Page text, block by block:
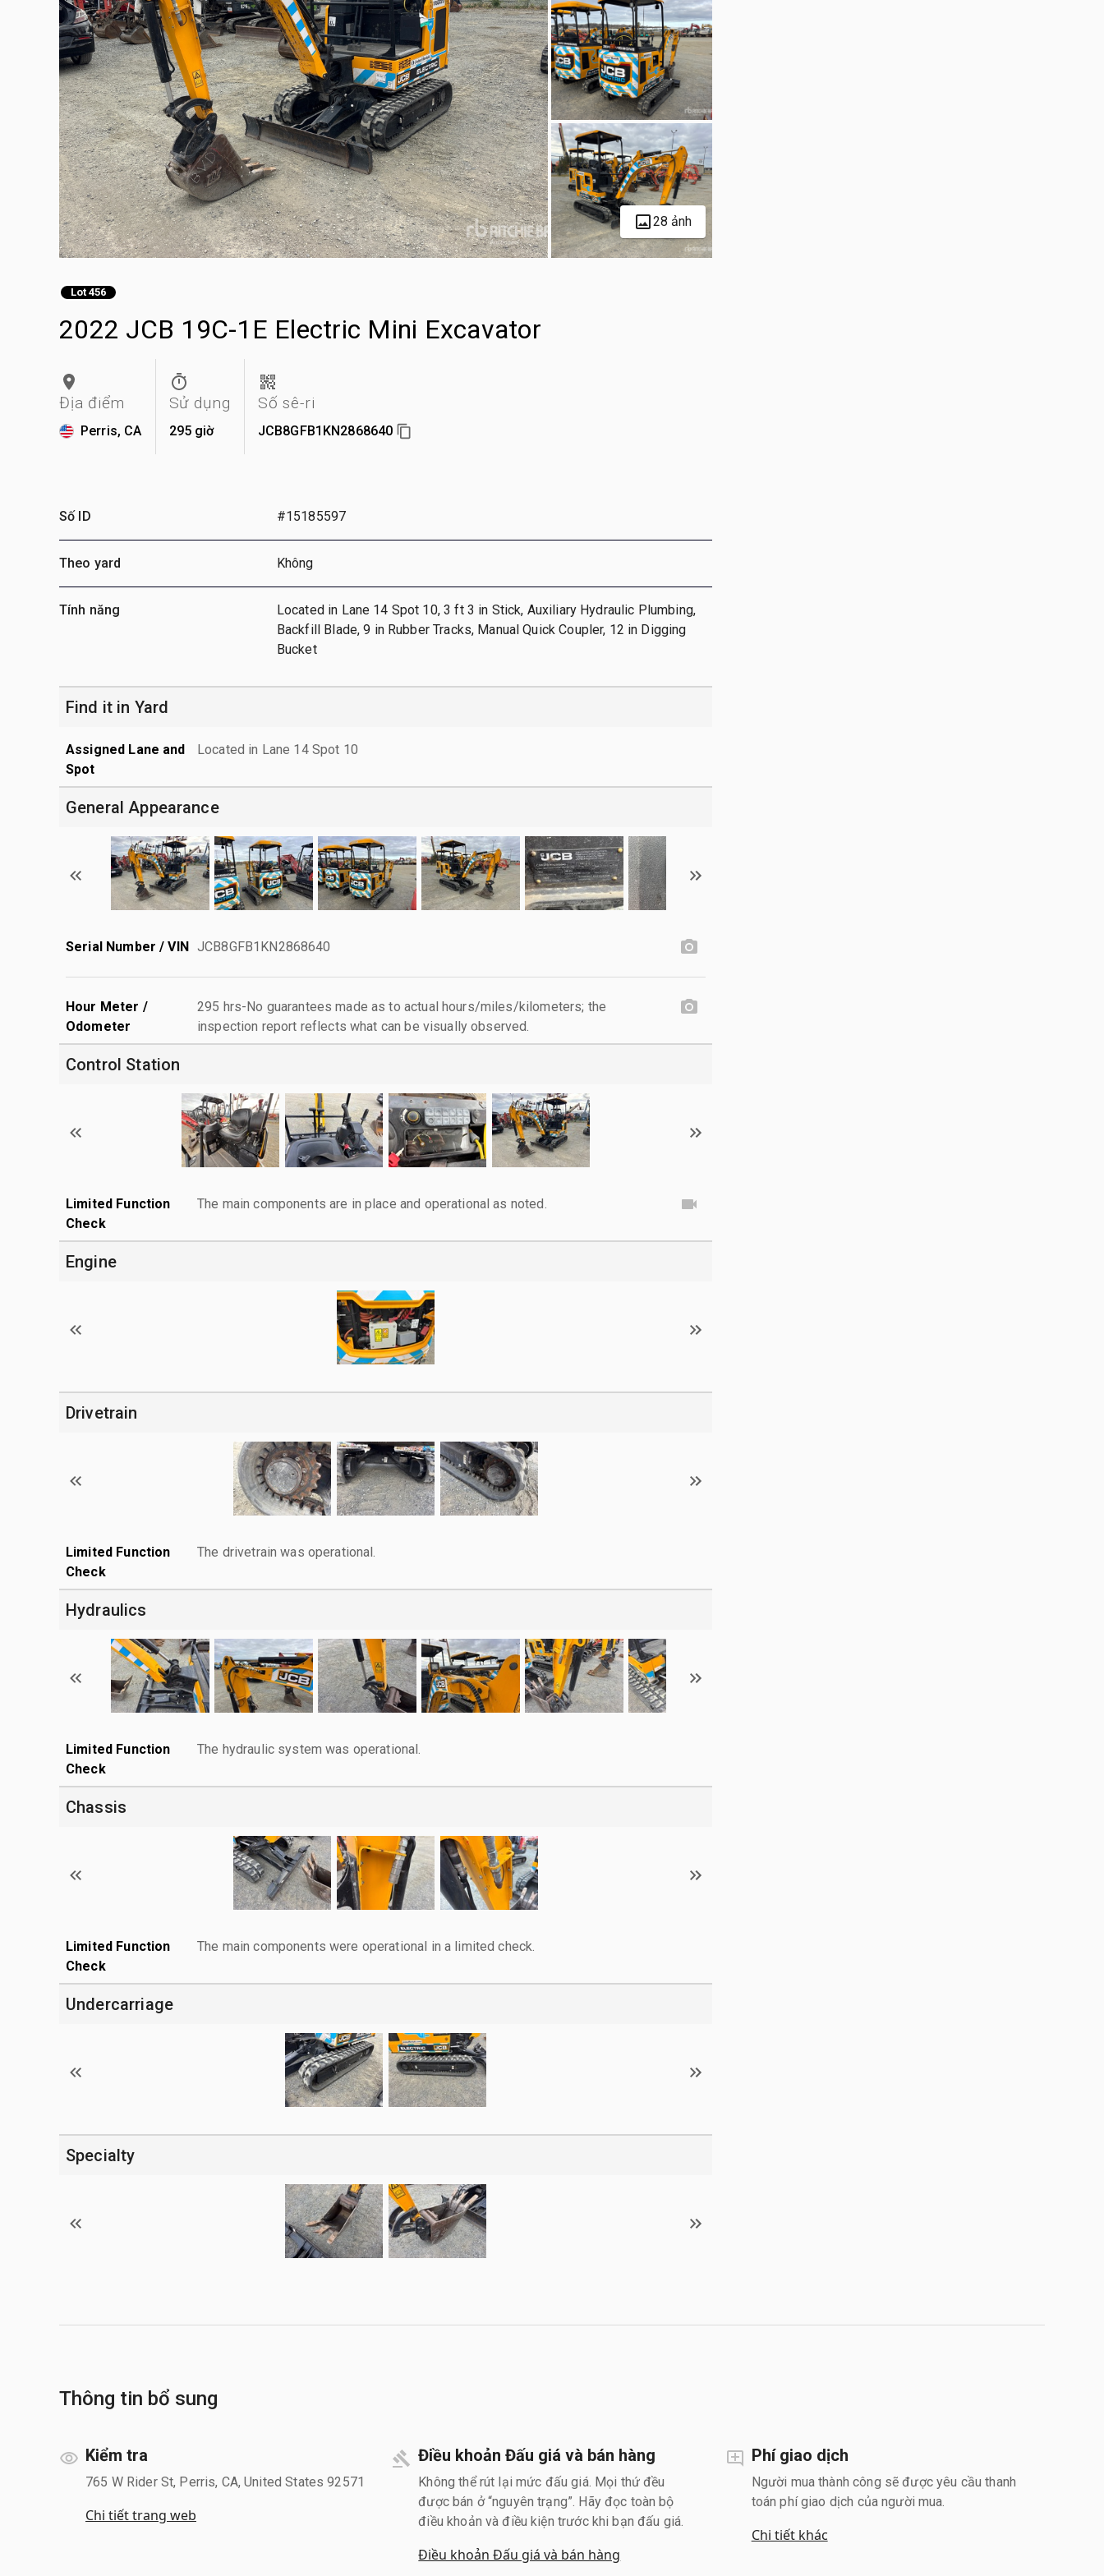
28 ảnh
Lot 456
2022 JCB 19C-1E Electric Mini Excavator
Địa điểm
Perris, CA
Sử dụng
295 giờ
Số sê-ri
JCB8GFB1KN2868640
Số ID #15185597
Theo yard Không
Tính năng
Located in Lane 14 Spot 10, 3 ft 3 in Stick, Auxiliary Hydraulic Plumbing,
Backfill Blade, 9 in Rubber Tracks, Manual Quick Coupler, 12 in Digging
Bucket
Find it in Yard
Assigned Lane and
Spot
Located in Lane 14 Spot 10
General Appearance
Serial Number / VIN JCB8GFB1KN2868640
Hour Meter /
Odometer
295 hrs-No guarantees made as to actual hours/miles/kilometers; the
inspection report reflects what can be visually observed.
Control Station
Limited Function
Check
The main components are in place and operational as noted.
Engine
Drivetrain
Limited Function
Check
The drivetrain was operational.
Hydraulics
Limited Function
Check
The hydraulic system was operational.
Chassis
Limited Function
Check
The main components were operational in a limited check.
Undercarriage
Specialty
Thông tin bổ sung
Kiểm tra
765 W Rider St, Perris, CA, United States 92571
Chi tiết trang web
Điều khoản Đấu giá và bán hàng
Không thể rút lại mức đấu giá. Mọi thứ đều
được bán ở “nguyên trạng”. Hãy đọc toàn bộ
điều khoản và điều kiện trước khi bạn đấu giá.
Điều khoản Đấu giá và bán hàng
Phí giao dịch
Người mua thành công sẽ được yêu cầu thanh
toán phí giao dịch của người mua.
Chi tiết khác